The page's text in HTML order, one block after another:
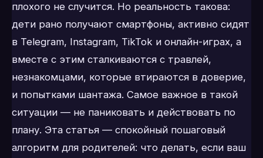
плохого не случится. Но реальность такова:
дети рано получают смартфоны, активно сидят
в Telegram, Instagram, TikTok и онлайн-играх, а
вместе с этим сталкиваются с травлей,
незнакомцами, которые втираются в доверие,
и попытками шантажа. Самое важное в такой
ситуации — не паниковать и действовать по
плану. Эта статья — спокойный пошаговый
алгоритм для родителей: что делать, если ваш